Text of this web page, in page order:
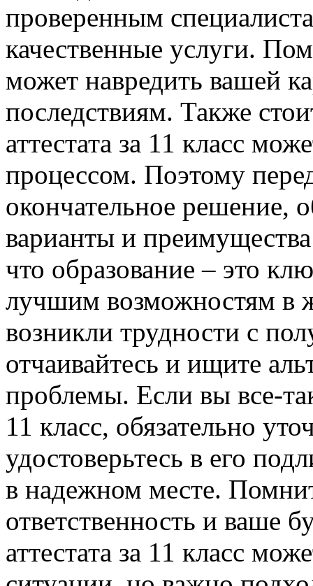
проверенным
качественные услуги.
может навредить вашей
последствиям. Также
аттестата за 11 класс
процессом. Поэтому
окончательное решение,
варианты и
что образование – это
лучшим возможностям в
возникли трудности с
отчаивайтесь и ищите
проблемы. Если вы все-
11 класс, обязательно
удостоверьтесь в его
в надежном месте.
ответственность и ваше
аттестата за 11 класс